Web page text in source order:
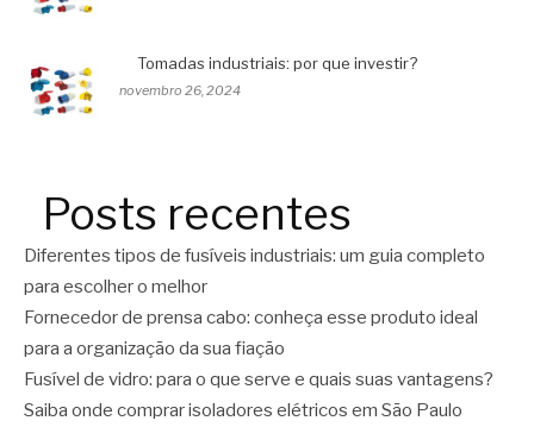
Tomadas industriais: por que investir?
novembro 26, 2024
Posts recentes
Diferentes tipos de fusíveis industriais: um guia completo
para escolher o melhor
Fornecedor de prensa cabo: conheça esse produto ideal
para a organização da sua fiação
Fusível de vidro: para o que serve e quais suas vantagens?
Saiba onde comprar isoladores elétricos em São Paulo